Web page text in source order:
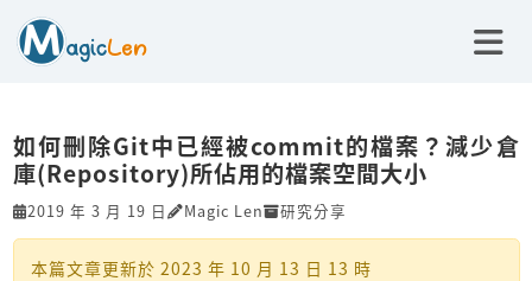
如何刪除Git中已經被commit的檔案？減少倉
庫(Repository)所佔用的檔案空間大小
2019 年 3 月 19 日 Magic Len 研究分享
本篇文章更新於 2023 年 10 月 13 日 13 時